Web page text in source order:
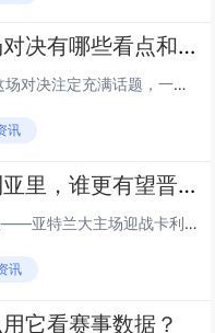
欧洲杯荷兰对阵希腊，这场对决有哪些看点和潜在走向？
当荷兰与希腊在欧洲杯的赛场上相遇,这场对决注定充满话题，一边是进攻火力强劲、渴望在大赛证明自己的橙衣军团，另一边是曾在2004年创造“希腊神话”、擅长防守反击的欧洲劲旅，这场比赛的看点和走向，值得我们细细剖析。 两队近期竞技状态：进攻...
讯
意大利杯亚特兰大对阵卡利亚里，谁更有望晋级下一轮？
很多球迷都在关注意大利杯的这场对决——亚特兰大主场迎战卡利亚里，两队的实力差距、近期状态都会影响比赛走向，到底谁能笑到最后晋级下一轮呢？我们从几个维度来分析一下。 两队近期状态：亚特兰大进攻火力依旧，卡利亚里寻求突破 亚特兰大本赛季在意...
讯
它看赛事数据？